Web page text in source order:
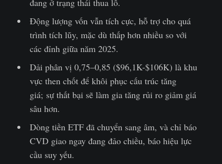
Động lượng vốn vẫn tích cực, hỗ trợ cho quá
trình tích lũy, mặc dù thấp hơn nhiều so với
các đỉnh giữa năm 2025.
Dải phân vị 0,75–0,85 ($96,1K-$106K) là khu
vực then chốt để khôi phục cấu trúc tăng
giá; sự thất bại sẽ làm gia tăng rủi ro giảm giá
sâu hơn.
Dòng tiền ETF đã chuyển sang âm, và chỉ báo
CVD giao ngay đang đảo chiều, báo hiệu lực
cầu suy yếu.